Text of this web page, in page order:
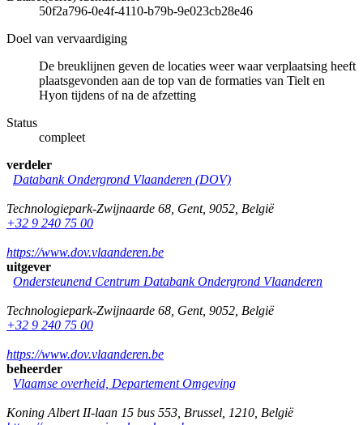
50f2a796-0e4f-4110-b79b-9e023cb28e46
Doel van vervaardiging
De breuklijnen geven de locaties weer waar verplaatsing heeft
plaatsgevonden aan de top van de formaties van Tielt en
Hyon tijdens of na de afzetting
Status
compleet
verdeler
Databank Ondergrond Vlaanderen (DOV)
Technologiepark-Zwijnaarde 68 Gent, 9052 België
+32 9 240 75 00
https://www.dov.vlaanderen.be
uitgever
Ondersteunend Centrum Databank Ondergrond Vlaanderen
Technologiepark-Zwijnaarde 68 Gent, 9052 België
+32 9 240 75 00
https://www.dov.vlaanderen.be
beheerder
Vlaamse overheid, Departement Omgeving
Koning Albert II-laan 15 bus 553 Brussel 1210 België